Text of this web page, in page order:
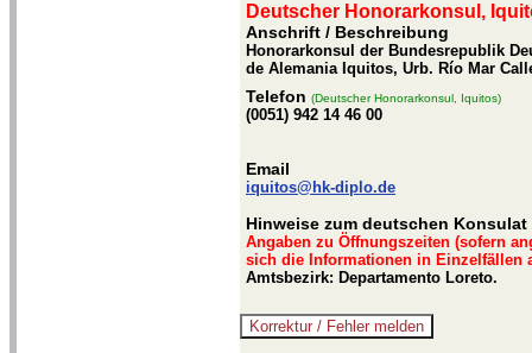
Deutscher Honorarkonsul,
Anschrift / Beschreibung
Honorarkonsul der Bundesrepublik
de Alemania Iquitos, Urb. Río Mar
Telefon (Deutscher Honorarkonsul, Iquitos)
(0051) 942 14 46 00
Email
iquitos@hk-diplo.de
Hinweise zum deutschen
Angaben zu Öffnungszeiten (sofern
sich die Informationen in Einzelfällen
Amtsbezirk: Departamento Loreto.